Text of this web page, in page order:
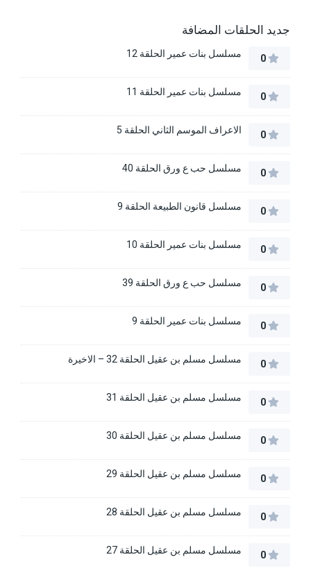
جديد الحلقات المضافة
0 مسلسل بنات عمير الحلقة 12
0 مسلسل بنات عمير الحلقة 11
0 الاعراف الموسم الثاني الحلقة 5
0 مسلسل حب ع ورق الحلقة 40
0 مسلسل قانون الطبيعة الحلقة 9
0 مسلسل بنات عمير الحلقة 10
0 مسلسل حب ع ورق الحلقة 39
0 مسلسل بنات عمير الحلقة 9
0 مسلسل مسلم بن عقيل الحلقة 32 – الاخيرة
0 مسلسل مسلم بن عقيل الحلقة 31
0 مسلسل مسلم بن عقيل الحلقة 30
0 مسلسل مسلم بن عقيل الحلقة 29
0 مسلسل مسلم بن عقيل الحلقة 28
0 مسلسل مسلم بن عقيل الحلقة 27